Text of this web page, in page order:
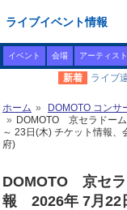
ライブイベント情報
イベント 会場 アーティスト
新着 ライブ
ホーム
DOMOTO コンサ
DOMOTO 京セラドー
～ 23日(木) チケット情報
府)
DOMOTO 京セ
報 2026年 7月22